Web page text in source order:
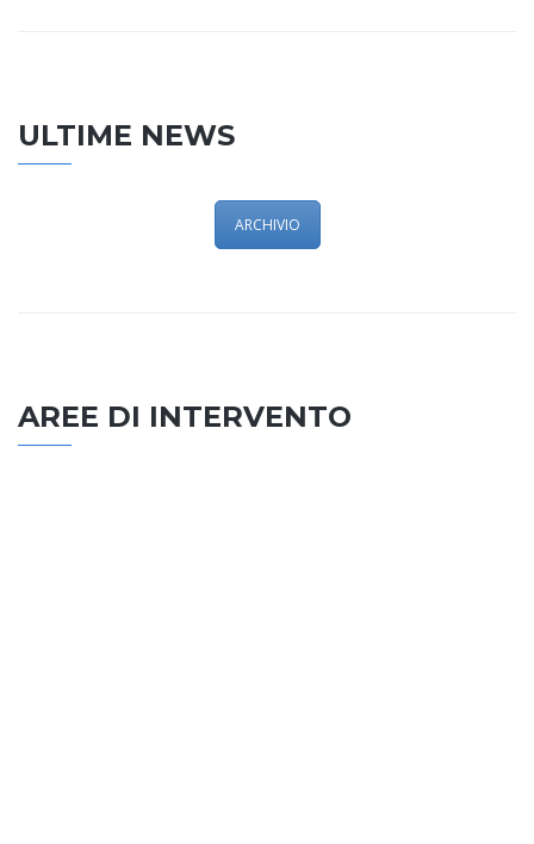
ULTIME NEWS
ARCHIVIO
AREE DI INTERVENTO